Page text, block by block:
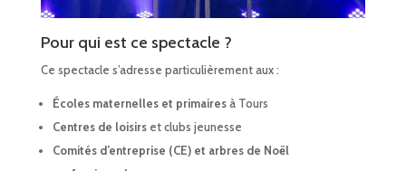
Pour qui est ce spectacle ?
Ce spectacle s’adresse particulièrement aux :
Écoles maternelles et primairesà Tours
Centres de loisirset clubs jeunesse
Comités d’entreprise (CE) et arbres de Noël